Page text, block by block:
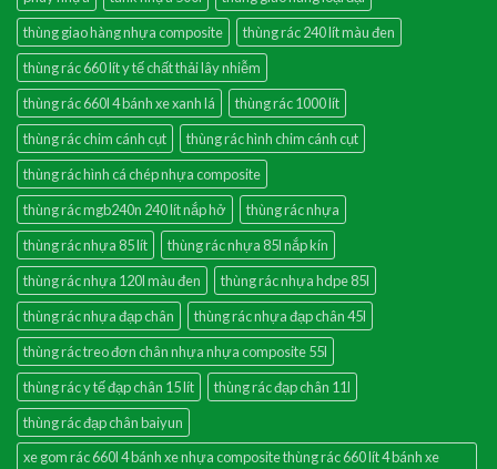
thùng giao hàng nhựa composite
thùng rác 240 lít màu đen
thùng rác 660 lít y tế chất thải lây nhiễm
thùng rác 660l 4 bánh xe xanh lá
thùng rác 1000 lít
thùng rác chim cánh cụt
thùng rác hình chim cánh cụt
thùng rác hình cá chép nhựa composite
thùng rác mgb240n 240 lít nắp hở
thùng rác nhựa
thùng rác nhựa 85 lít
thùng rác nhựa 85l nắp kín
thùng rác nhựa 120l màu đen
thùng rác nhựa hdpe 85l
thùng rác nhựa đạp chân
thùng rác nhựa đạp chân 45l
thùng rác treo đơn chân nhựa nhựa composite 55l
thùng rác y tế đạp chân 15 lít
thùng rác đạp chân 11l
thùng rác đạp chân baiyun
xe gom rác 660l 4 bánh xe nhựa composite thùng rác 660 lít 4 bánh xe